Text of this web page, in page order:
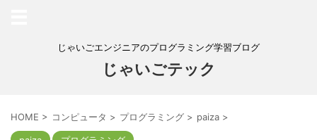
じゃいごエンジニアのプログラミング学習ブログ
じゃいごテック
HOME > コンピュータ > プログラミング > paiza >